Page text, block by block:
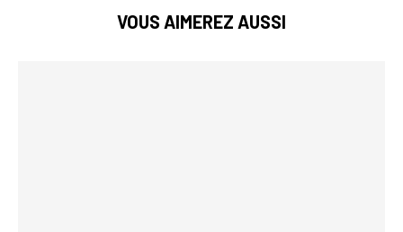
VOUS AIMEREZ AUSSI